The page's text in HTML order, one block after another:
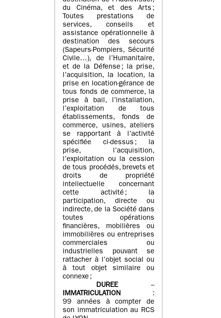
du Cinéma, et des Arts ;
Toutes prestations de
services, conseils et
assistance opérationnelle à
destination des secours
(Sapeurs-Pompiers, Sécurité
Civile…), de l’Humanitaire,
et de la Défense ; la prise,
l’acquisition, la location, la
prise en location-gérance de
tous fonds de commerce, la
prise à bail, l’installation,
l’exploitation de tous
établissements, fonds de
commerce, usines, ateliers
se rapportant à l’activité
spécifiée ci-dessus ; la
prise, l’acquisition,
l’exploitation ou la cession
de tous procédés, brevets et
droits de propriété
intellectuelle concernant
cette activité ; la
participation, directe ou
indirecte, de la Société dans
toutes opérations
financières, mobilières ou
immobilières ou entreprises
commerciales ou
industrielles pouvant se
rattacher à l’objet social ou
à tout objet similaire ou
connexe ;
DUREE–
IMMATRICULATION :
99 années à compter de
son immatriculation au RCS